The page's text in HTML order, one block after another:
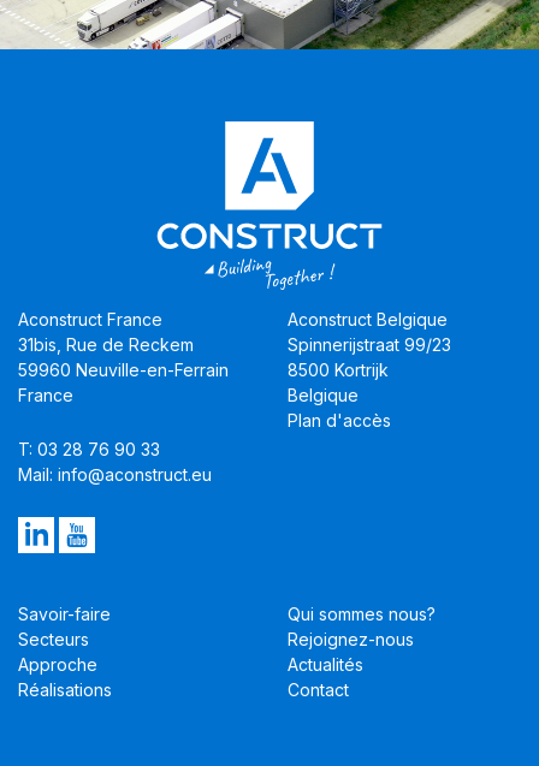
Aconstruct France
31bis, Rue de Reckem
59960 Neuville-en-Ferrain
France
T: 03 28 76 90 33
Mail: info@aconstruct.eu
Aconstruct Belgique
Spinnerijstraat 99/23
8500 Kortrijk
Belgique
Plan d'accès
Savoir-faire
Secteurs
Approche
Réalisations
Qui sommes nous?
Rejoignez-nous
Actualités
Contact